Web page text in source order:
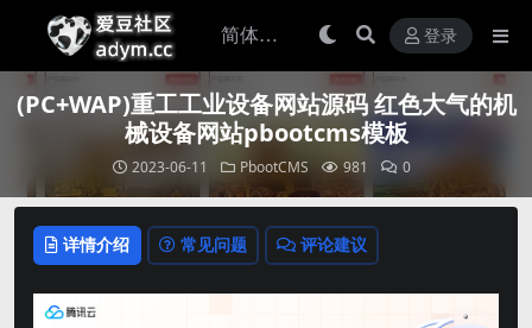
登录
(PC+WAP)重工工业设备网站源码 红色大气的机
械设备网站pbootcms模板
2023-06-11 PbootCMS 981 0
详情介绍 常见问题 评论建议